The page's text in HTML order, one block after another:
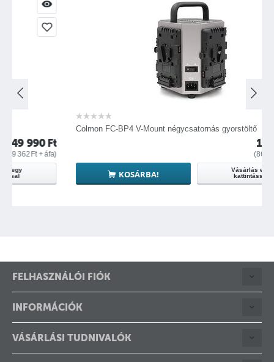
Ft
áfa)
Colmon FC-BP4 V-Mount négycsatornás gyorstöltő
Ft
+ áfa)
KOSÁRBA!
Vásárlás egy
FELHASZNÁLÓI FIÓK
INFORMÁCIÓK
VÁSÁRLÁSI TUDNIVALÓK